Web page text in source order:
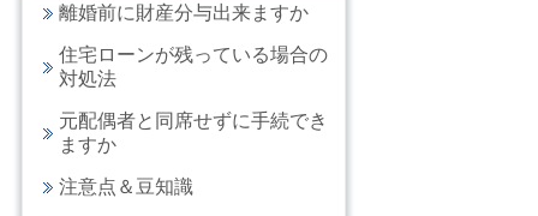
離婚前に財産分与出来ますか
住宅ローンが残っている場合の
対処法
元配偶者と同席せずに手続でき
ますか
注意点＆豆知識